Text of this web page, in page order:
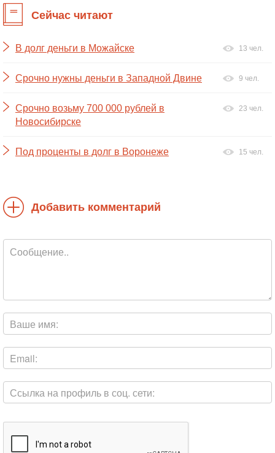
Сейчас читают
В долг деньги в Можайске 13 чел.
Срочно нужны деньги в Западной Двине 9 чел.
Срочно возьму 700 000 рублей в
Новосибирске
23 чел.
Под проценты в долг в Воронеже 15 чел.
Добавить комментарий